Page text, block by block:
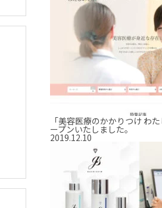
「美容医療のかかりつけ わ
ープンいたしました。
2019.12.10